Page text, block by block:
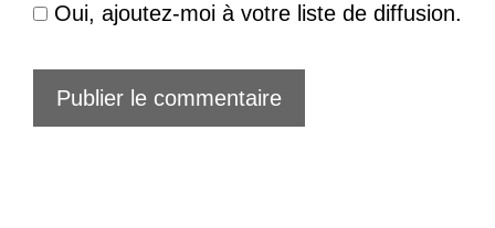
Oui, ajoutez-moi à votre liste de diffusion.